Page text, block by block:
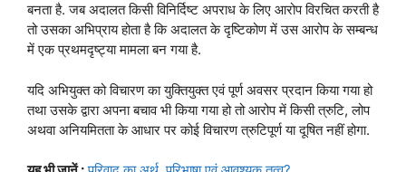
बनता है. जब अदालत किसी विनिर्दिष्ट अपराध के लिए आरोप विरचित करती है
तो उसका अभिप्राय होता है कि अदालत के दृष्टिकोण में उस आरोप के सम्बन्ध
में एक प्रथमदृष्ट्या मामला बन गया है.
यदि अभियुक्त को विचारण का युक्तियुक्त एवं पूर्ण अवसर प्रदान किया गया हो
तथा उसके द्वारा अपना बचाव भी किया गया हो तो आरोप में किसी त्रुटि, लोप
अथवा अनियमितता के आधार पर कोई विचारण त्रुटिपूर्ण या दूषित नहीं होगा.